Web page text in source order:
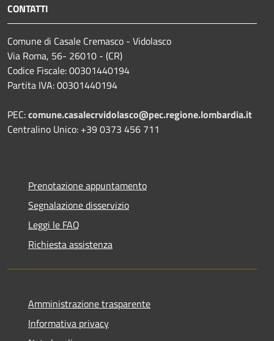
CONTATTI
Comune di Casale Cremasco - Vidolasco
Via Roma, 56- 26010 - (CR)
Codice Fiscale: 00301440194
Partita IVA: 00301440194
PEC:comune.casalecrvidolasco@pec.regione.lombardia.it
Centralino Unico: +39 0373 456 711
Prenotazione appuntamento
Segnalazione disservizio
Leggi le FAQ
Richiesta assistenza
Amministrazione trasparente
Informativa privacy